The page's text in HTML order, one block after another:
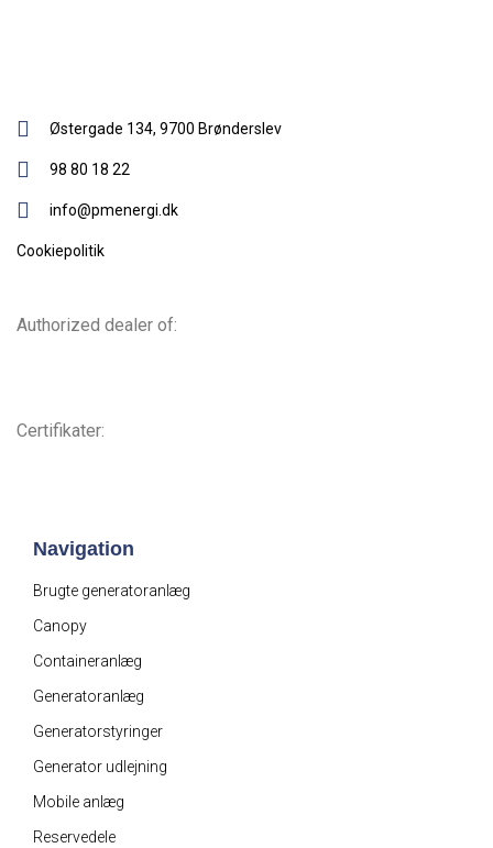
Østergade 134, 9700 Brønderslev​
98 80 18 22
info@pmenergi.dk​ ​
Cookiepolitik
Authorized dealer of:
Certifikater:
Navigation
Brugte generatoranlæg
Canopy
Containeranlæg
Generatoranlæg
Generatorstyringer
Generator udlejning
Mobile anlæg
Reservedele